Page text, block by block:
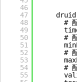
46
47
48
49
50
51
52
53
54
55
#
#
#
#